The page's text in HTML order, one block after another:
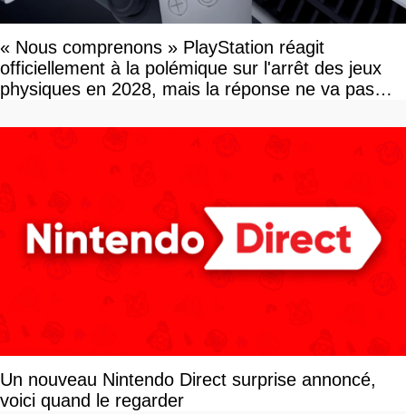
« Nous comprenons » PlayStation réagit
officiellement à la polémique sur l'arrêt des jeux
physiques en 2028, mais la réponse ne va pas
Un nouveau Nintendo Direct surprise annoncé,
voici quand le regarder